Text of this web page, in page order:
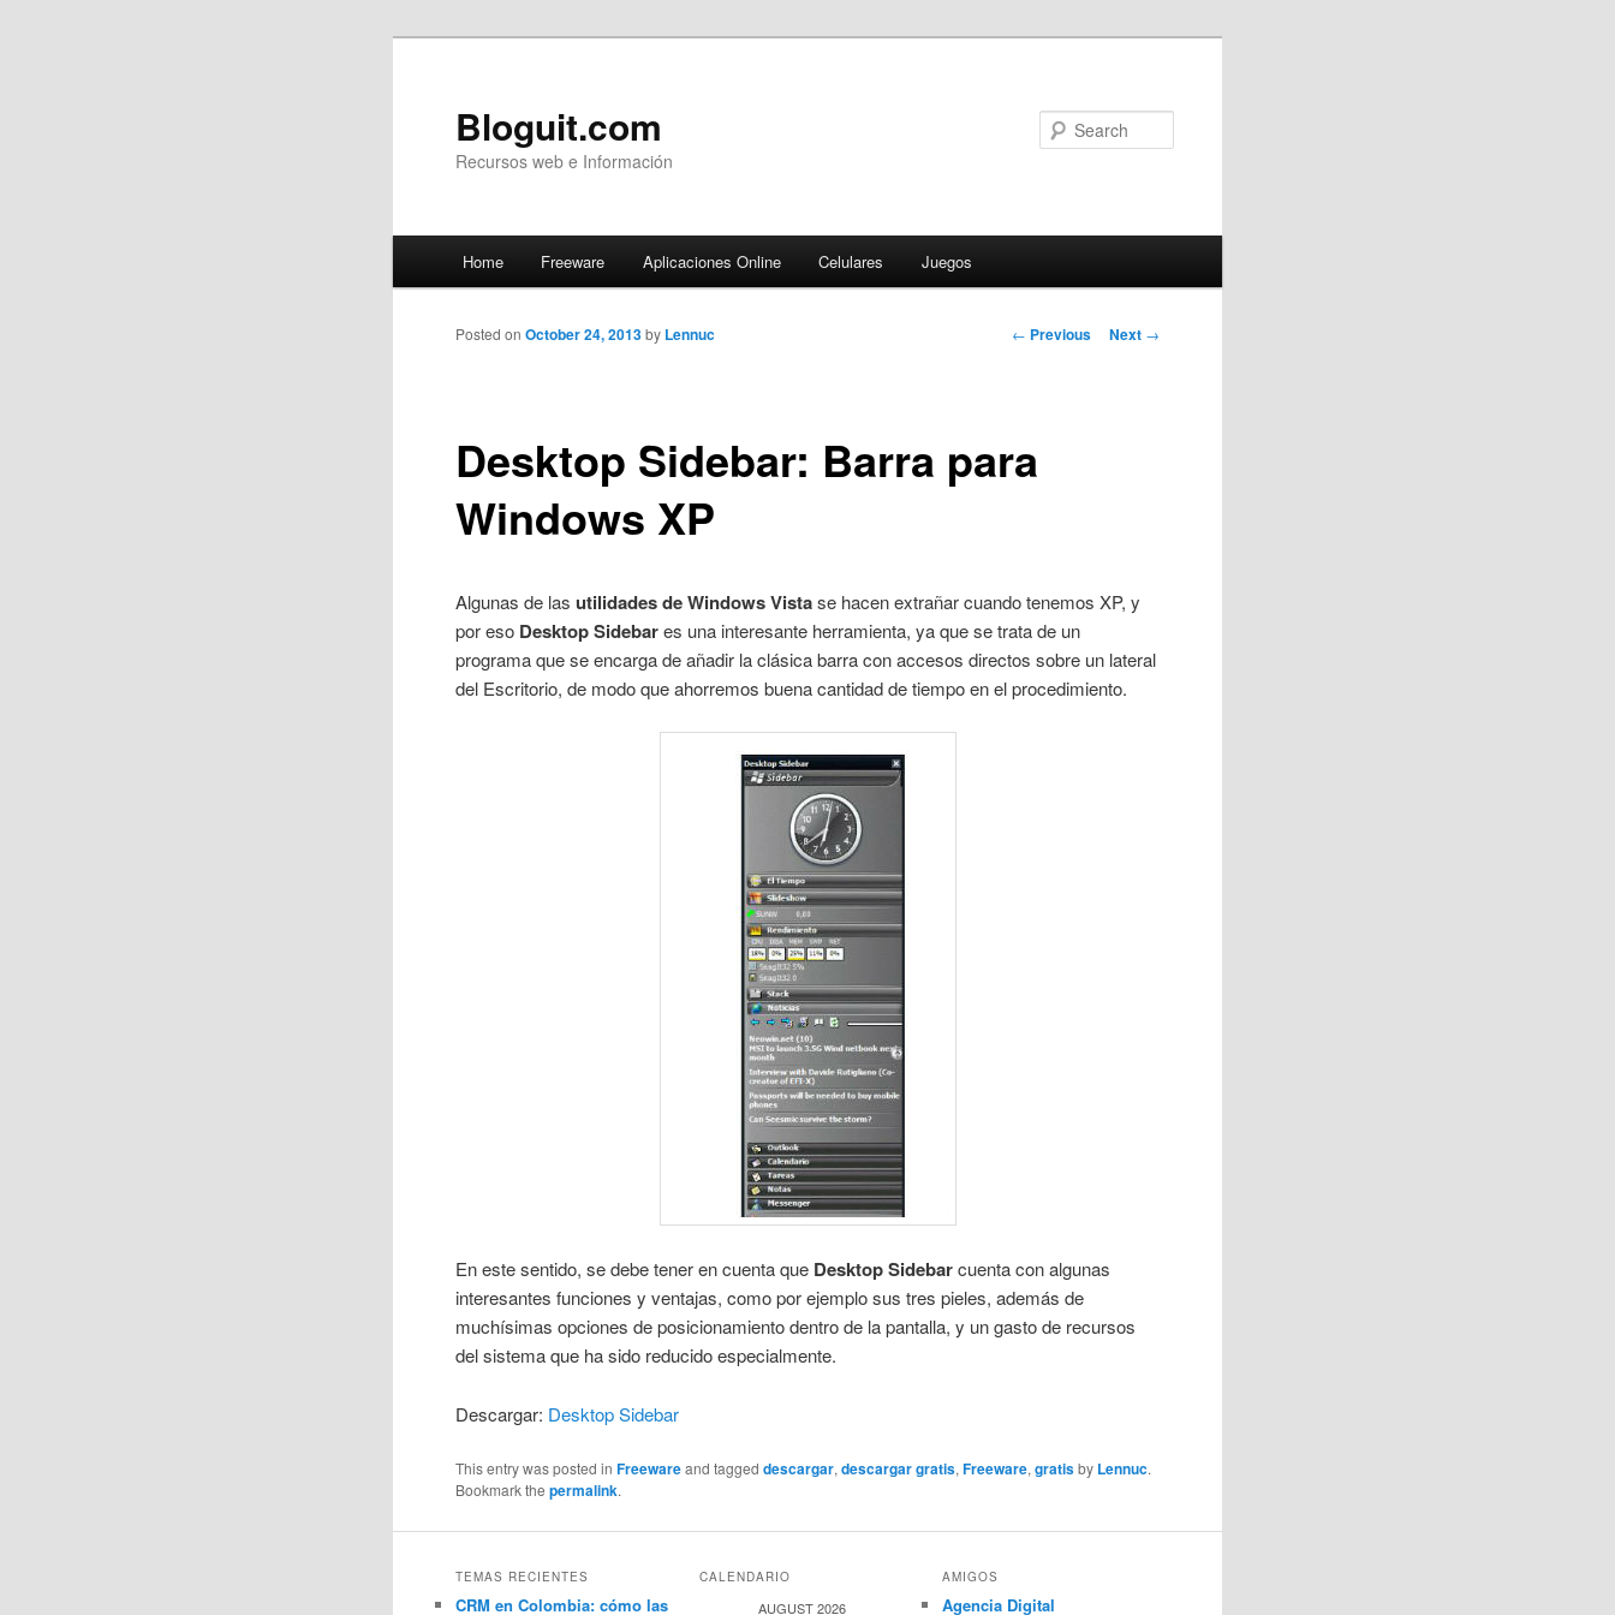
Bloguit.com
Recursos web e Información
Skip
to
content
Home Freeware Aplicaciones Online Celulares Juegos
Post
← Previous Next →
Desktop Sidebar: Barra para
Windows XP
Posted onOctober 24, 2013 by Lennuc
Algunas de lasutilidades de Windows Vistase hacen extrañar cuando tenemos XP, y
por eso Desktop Sidebares una interesante herramienta, ya que se trata de un
programa que se encarga de añadir la clásica barra con accesos directos sobre un lateral
del Escritorio, de modo que ahorremos buena cantidad de tiempo en el procedimiento.
En este sentido, se debe tener en cuenta que Desktop Sidebarcuenta con algunas
interesantes funciones y ventajas, como por ejemplo sus tres pieles, además de
muchísimas opciones de posicionamiento dentro de la pantalla, y un gasto de recursos
del sistema que ha sido reducido especialmente.
Descargar: Desktop Sidebar
This entry was posted inFreewareand taggeddescargar,descargar gratis,Freeware,gratisby Lennuc.
Bookmark thepermalink.
TEMAS RECIENTES
CRM en Colombia: cómo las
CALENDARIO
AUGUST 2026
AMIGOS
Agencia Digital